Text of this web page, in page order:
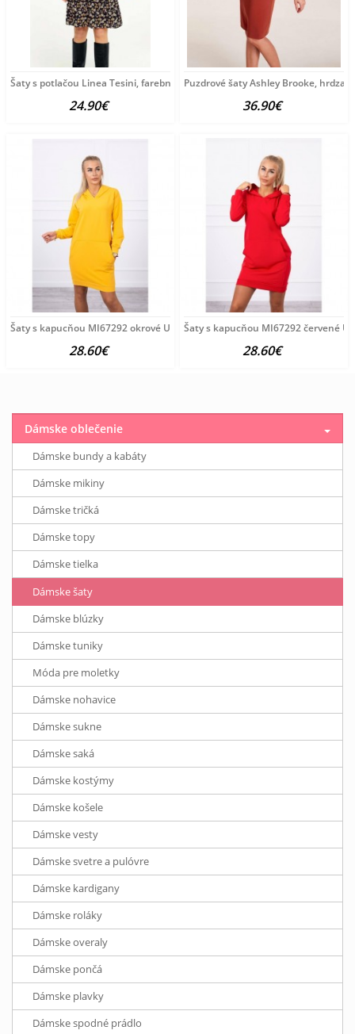
Šaty s potlačou Linea Tesini, farebné
24.90€
Puzdrové šaty Ashley Brooke,
36.90€
Šaty s kapucňou MI67292 okrové Univerzálna Okrová
28.60€
Šaty s kapucňou MI67292 červené
28.60€
Dámske oblečenie
Dámske bundy a kabáty
Dámske mikiny
Dámske tričká
Dámske topy
Dámske tielka
Dámske šaty
Dámske blúzky
Dámske tuniky
Móda pre moletky
Dámske nohavice
Dámske sukne
Dámske saká
Dámske kostýmy
Dámske košele
Dámske vesty
Dámske svetre a pulóvre
Dámske kardigany
Dámske roláky
Dámske overaly
Dámske pončá
Dámske plavky
Dámske spodné prádlo